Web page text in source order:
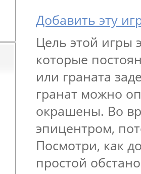
Добавить эту
Цель этой игры
которые
или граната
гранат можно
окрашены. Во
эпицентром,
Посмотри, как
простой